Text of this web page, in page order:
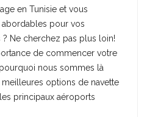
en Tunisie et vous
pour vos
Ne cherchez pas plus loin!
de commencer votre
nous sommes là
options de navette
principaux aéroports